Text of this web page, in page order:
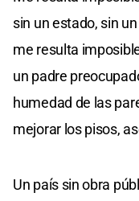
sin un estado, sin
me resulta
un padre
humedad de las
mejorar los pisos,
Un país sin obra